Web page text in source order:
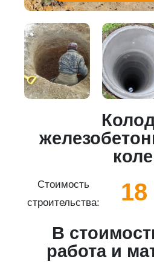
Стоимость
строительства:
18
В
работа и